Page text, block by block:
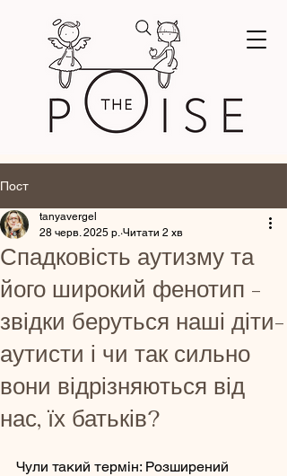
Пост
Спадковість аутизму та
його широкий фенотип -
звідки беруться наші діти-
аутисти і чи так сильно
вони відрізняються від
нас, їх батьків?
tanyavergel
28 черв. 2025 р. Читати 2 хв
Чули такий термін: Розширений